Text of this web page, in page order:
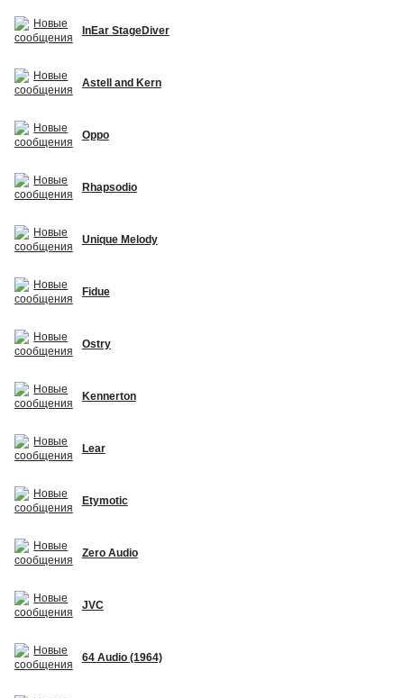
InEar StageDiver
Astell and Kern
Oppo
Rhapsodio
Unique Melody
Fidue
Ostry
Kennerton
Lear
Etymotic
Zero Audio
JVC
64 Audio (1964)